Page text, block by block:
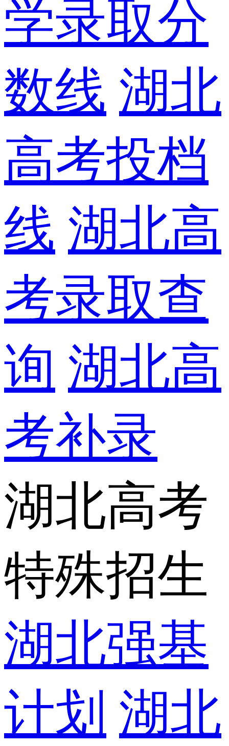
学录取分
数线 湖北
高考投档
线 湖北高
考录取查
询 湖北高
考补录
湖北高考
特殊招生
湖北强基
计划 湖北